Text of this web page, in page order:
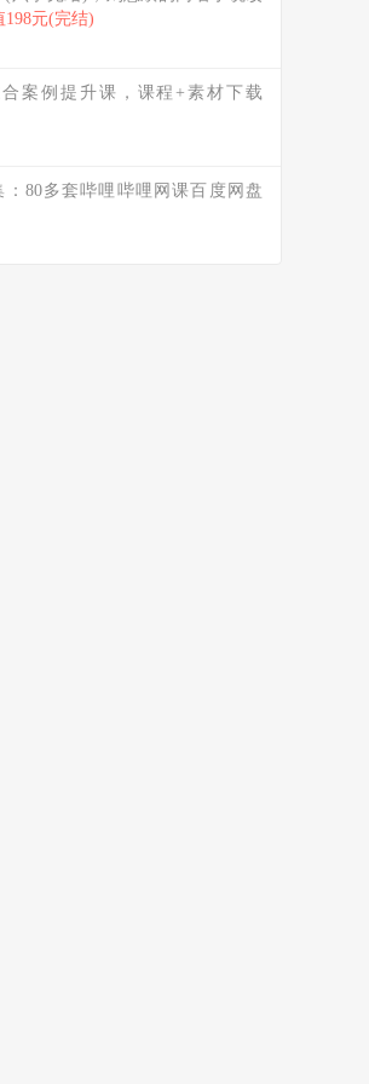
198元(完结)
案例提升课，课程+素材下载
80多套哔哩哔哩网课百度网盘